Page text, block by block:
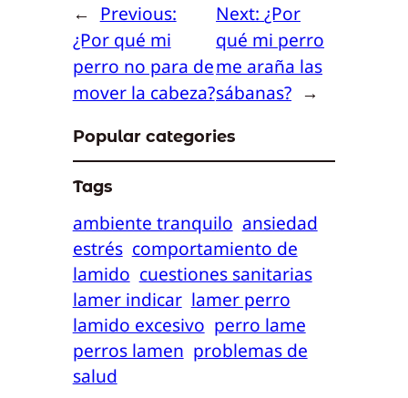
← Previous:
¿Por qué mi
perro no para de
mover la cabeza?
Next:¿Por
qué mi perro
me araña las
sábanas? →
Popular categories
Tags
ambiente tranquilo ansiedad
estrés comportamiento de
lamido cuestiones sanitarias
lamer indicar lamer perro
lamido excesivo perro lame
perros lamen problemas de
salud